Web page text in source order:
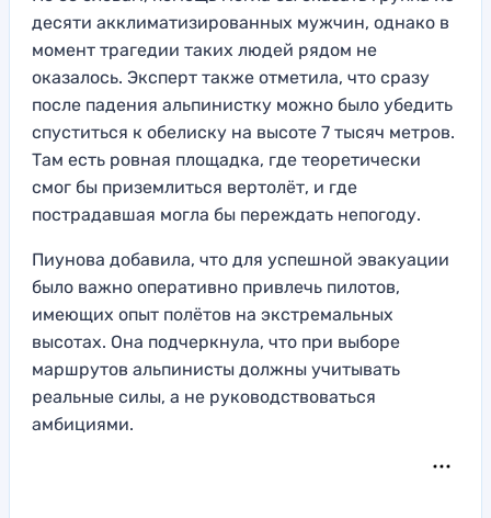
десяти акклиматизированных мужчин, однако в
момент трагедии таких людей рядом не
оказалось. Эксперт также отметила, что сразу
после падения альпинистку можно было убедить
спуститься к обелиску на высоте 7 тысяч метров.
Там есть ровная площадка, где теоретически
смог бы приземлиться вертолёт, и где
пострадавшая могла бы переждать непогоду.
Пиунова добавила, что для успешной эвакуации
было важно оперативно привлечь пилотов,
имеющих опыт полётов на экстремальных
высотах. Она подчеркнула, что при выборе
маршрутов альпинисты должны учитывать
реальные силы, а не руководствоваться
амбициями.